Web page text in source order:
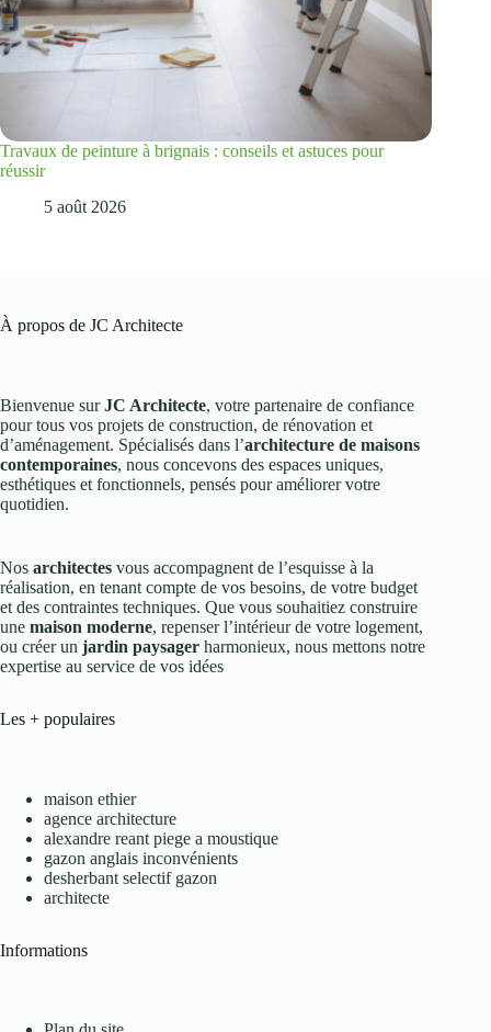
Travaux de peinture à brignais : conseils et astuces pour
réussir
5 août 2026
À propos de JC Architecte
Bienvenue surJC Architecte, votre partenaire de confiance
pour tous vos projets de construction, de rénovation et
d’aménagement. Spécialisés dans l’architecture de maisons
contemporaines, nous concevons des espaces uniques,
esthétiques et fonctionnels, pensés pour améliorer votre
quotidien.
Nos architectes vous accompagnent de l’esquisse à la
réalisation, en tenant compte de vos besoins, de votre budget
et des contraintes techniques. Que vous souhaitiez construire
une maison moderne, repenser l’intérieur de votre logement,
ou créer un jardin paysager harmonieux, nous mettons notre
expertise au service de vos idées
Les + populaires
maison ethier
agence architecture
alexandre reant piege a moustique
gazon anglais inconvénients
desherbant selectif gazon
architecte
Informations